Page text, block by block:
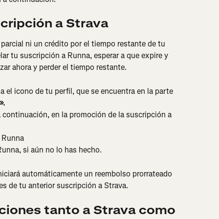
a Strava
ni un crédito por el tiempo restante de tu
tu suscripción a Runna, esperar a que expire y
ahora y perder el tiempo restante.
el icono de tu perfil, que se encuentra en la parte
en la promoción de la suscripción a
si aún no lo has hecho.
automáticamente un reembolso prorrateado
de tu anterior suscripción a Strava.
tanto a Strava como